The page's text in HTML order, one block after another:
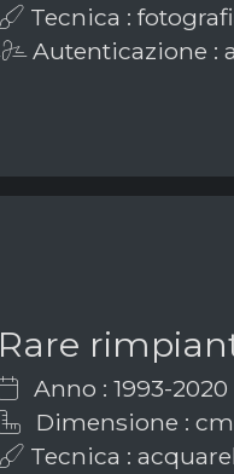
Tecnica :
Autenticazione :
Rare
Anno : 1993-2020
Dimensione : cm
Tecnica :